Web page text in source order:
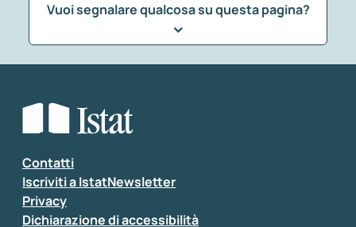
Vuoi segnalare qualcosa su questa pagina?
Seleziona la tipologia della segnalazione
Inserisci il tuo commento
Contatti
Iscriviti a IstatNewsletter
Privacy
Dichiarazione di accessibilità